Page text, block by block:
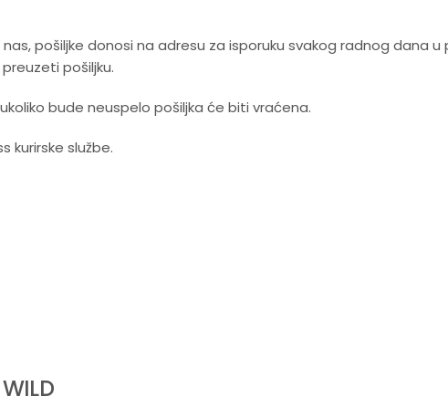
pošiljke donosi na adresu za isporuku svakog radnog dana u
pošiljku.
bude neuspelo pošiljka će biti vraćena.
kurirske službe.